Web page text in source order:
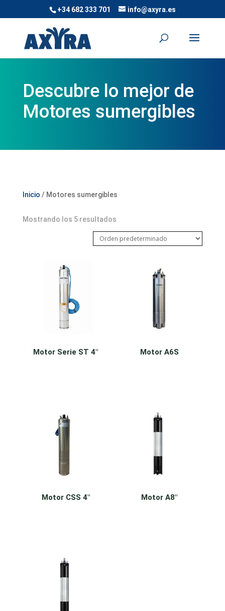
+34 682 333 701 info@axyra.es
Descubre lo mejor de
Motores sumergibles
Inicio / Motores sumergibles
Mostrando los 5 resultados
Motor Serie ST 4″ Motor A6S
Motor CSS 4″ Motor A8″